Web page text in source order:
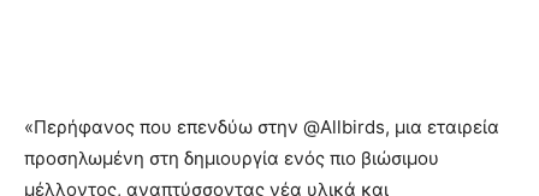
«Περήφανος που επενδύω στην @Allbirds, μια εταιρεία
προσηλωμένη στη δημιουργία ενός πιο βιώσιμου
μέλλοντος, αναπτύσσοντας νέα υλικά και